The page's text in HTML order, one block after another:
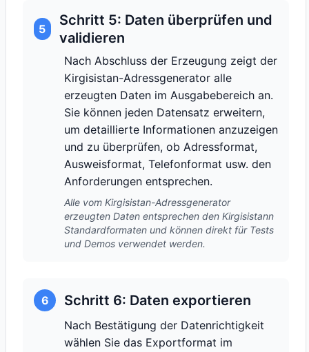
5
Schritt 5: Daten überprüfen und
validieren
Nach Abschluss der Erzeugung zeigt der
Kirgisistan-Adressgenerator alle
erzeugten Daten im Ausgabebereich an.
Sie können jeden Datensatz erweitern,
um detaillierte Informationen anzuzeigen
und zu überprüfen, ob Adressformat,
Ausweisformat, Telefonformat usw. den
Anforderungen entsprechen.
Alle vom Kirgisistan-Adressgenerator
erzeugten Daten entsprechen den Kirgisistann
Standardformaten und können direkt für Tests
und Demos verwendet werden.
6 Schritt 6: Daten exportieren
Nach Bestätigung der Datenrichtigkeit
wählen Sie das Exportformat im